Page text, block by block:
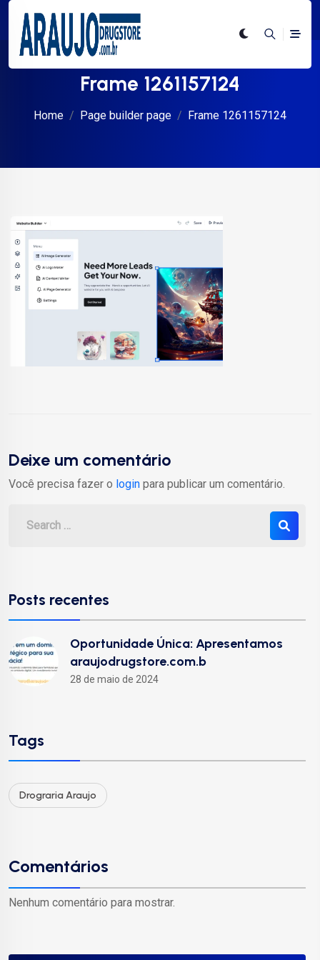
Frame 1261157124
Home Page builder page Frame 1261157124
Deixe um comentário
Você precisa fazer o login para publicar um comentário.
Posts recentes
Oportunidade Única: Apresentamos
araujodrugstore.com.b
28 de maio de 2024
Tags
Drograria Araujo
Comentários
Nenhum comentário para mostrar.